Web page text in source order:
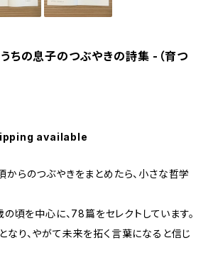
ちの息子のつぶやきの詩集 -（育つ
available
からのつぶやきをまとめたら、小さな哲学
頃を中心に、78篇をセレクトしています。
なり、やがて未来を拓く言葉になると信じ